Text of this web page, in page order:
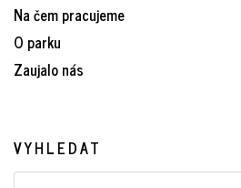
Na čem pracujeme
O parku
Zaujalo nás
VYHLEDAT